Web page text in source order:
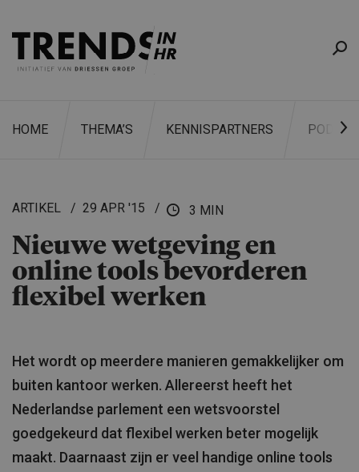
HOME THEMA’S KENNISPARTNERS
ZOEKEN
ARTIKEL 29 APR '15 3 MIN
Nieuwe wetgeving en
online tools bevorderen
flexibel werken
Het wordt op meerdere manieren gemakkelijker om
buiten kantoor werken. Allereerst heeft het
Nederlandse parlement een wetsvoorstel
goedgekeurd dat flexibel werken beter mogelijk
maakt. Daarnaast zijn er veel handige online tools